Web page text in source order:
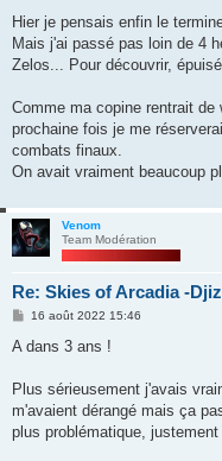
Hier je pensais enfin le
Mais j'ai passé pas loin de 4
Zelos... Pour découvrir,
Comme ma copine rentrait
prochaine fois je me
combats finaux.
On avait vraiment beaucoup
Venom
Team Modération
Re: Skies of Arcadia -
M
s
g
16 août 2022 15:46
A dans 3 ans !
Plus sérieusement j'avais
m'avaient dérangé mais ça
plus problématique, justement